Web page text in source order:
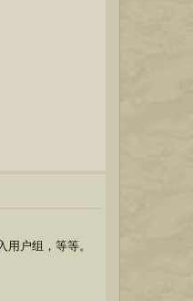
户组，等等。